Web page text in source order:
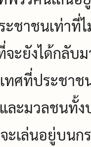
ชาชนเท่าที่ไ
จะยังได้กลั
ทศที่ประชาช
ละมวลชนทั้
ะเล่นอยู่บนก